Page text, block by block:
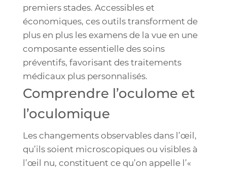
premiers stades. Accessibles et
économiques, ces outils transforment de
plus en plus les examens de la vue en une
composante essentielle des soins
préventifs, favorisant des traitements
médicaux plus personnalisés.
Comprendre l’oculome et
l’oculomique
Les changements observables dans l’œil,
qu’ils soient microscopiques ou visibles à
l’œil nu, constituent ce qu’on appelle l’«